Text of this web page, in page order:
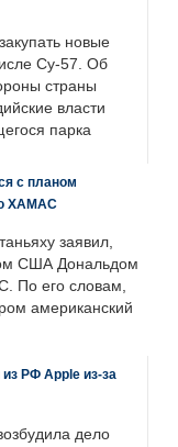
новые
Су-57. Об
страны
власти
парка
с планом
ХАМАС
заявил,
США Дональдом
По его словам,
американский
РФ Apple из-за
дело